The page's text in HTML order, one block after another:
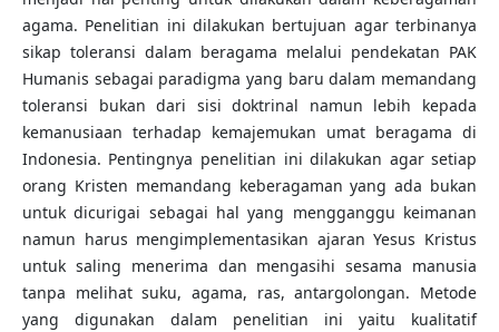
agama. Penelitian ini dilakukan bertujuan agar terbinanya
sikap toleransi dalam beragama melalui pendekatan PAK
Humanis sebagai paradigma yang baru dalam memandang
toleransi bukan dari sisi doktrinal namun lebih kepada
kemanusiaan terhadap kemajemukan umat beragama di
Indonesia. Pentingnya penelitian ini dilakukan agar setiap
orang Kristen memandang keberagaman yang ada bukan
untuk dicurigai sebagai hal yang mengganggu keimanan
namun harus mengimplementasikan ajaran Yesus Kristus
untuk saling menerima dan mengasihi sesama manusia
tanpa melihat suku, agama, ras, antargolongan. Metode
yang digunakan dalam penelitian ini yaitu kualitatif